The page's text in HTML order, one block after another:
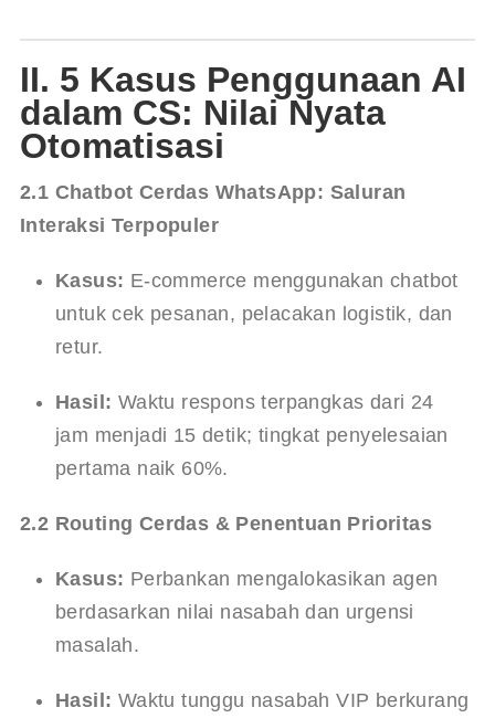
II. 5 Kasus Penggunaan AI
dalam CS: Nilai Nyata
Otomatisasi
2.1 Chatbot Cerdas WhatsApp: Saluran
Interaksi Terpopuler
Kasus: E-commerce menggunakan chatbot
untuk cek pesanan, pelacakan logistik, dan
retur.
Hasil: Waktu respons terpangkas dari 24
jam menjadi 15 detik; tingkat penyelesaian
pertama naik 60%.
2.2 Routing Cerdas & Penentuan Prioritas
Kasus: Perbankan mengalokasikan agen
berdasarkan nilai nasabah dan urgensi
masalah.
Hasil: Waktu tunggu nasabah VIP berkurang